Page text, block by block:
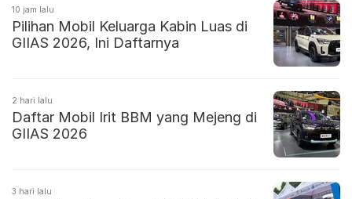
10 jam lalu
Pilihan Mobil Keluarga Kabin Luas di
GIIAS 2026, Ini Daftarnya
2 hari lalu
Daftar Mobil Irit BBM yang Mejeng di
GIIAS 2026
3 hari lalu